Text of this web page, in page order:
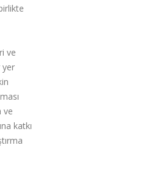
ve
yer
ve
katkı